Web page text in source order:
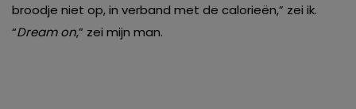
broodje niet op, in verband met de calorieën,” zei ik.
“Dream on,” zei mijn man.